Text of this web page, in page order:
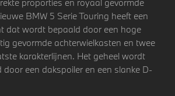
BMW 5 Serie Touring heeft een
dat wordt bepaald door een hoge
gevormde achterwielkasten en twee
karakterlijnen. Het geheel wordt
door een dakspoiler en een slanke D-